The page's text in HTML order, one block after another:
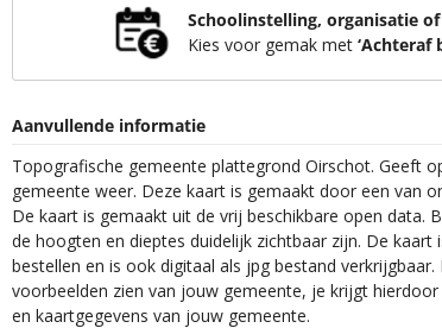
Schoolinstelling, organisatie
Kies voor gemak met ‘Achteraf
Aanvullende informatie
Topografische gemeente plattegrond Oirschot. Geeft
gemeente weer. Deze kaart is gemaakt door een van
De kaart is gemaakt uit de vrij beschikbare open data.
de hoogten en dieptes duidelijk zichtbaar zijn. De kaart
bestellen en is ook digitaal als jpg bestand
voorbeelden zien van jouw gemeente, je krijgt
en kaartgegevens van jouw gemeente.